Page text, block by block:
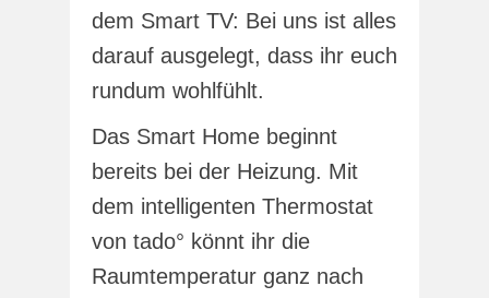
dem Smart TV: Bei uns ist alles
darauf ausgelegt, dass ihr euch
rundum wohlfühlt.
Das Smart Home beginnt
bereits bei der Heizung. Mit
dem intelligenten Thermostat
von tado° könnt ihr die
Raumtemperatur ganz nach